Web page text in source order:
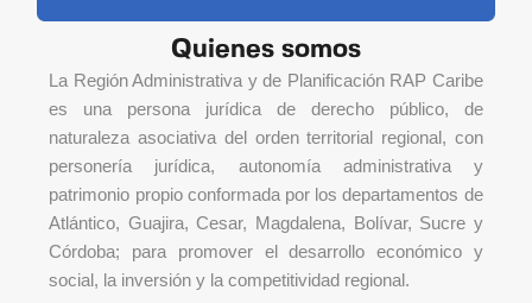
Quienes somos
La Región Administrativa y de Planificación RAP Caribe
es una persona jurídica de derecho público, de
naturaleza asociativa del orden territorial regional, con
personería jurídica, autonomía administrativa y
patrimonio propio conformada por los departamentos de
Atlántico, Guajira, Cesar, Magdalena, Bolívar, Sucre y
Córdoba; para promover el desarrollo económico y
social, la inversión y la competitividad regional.